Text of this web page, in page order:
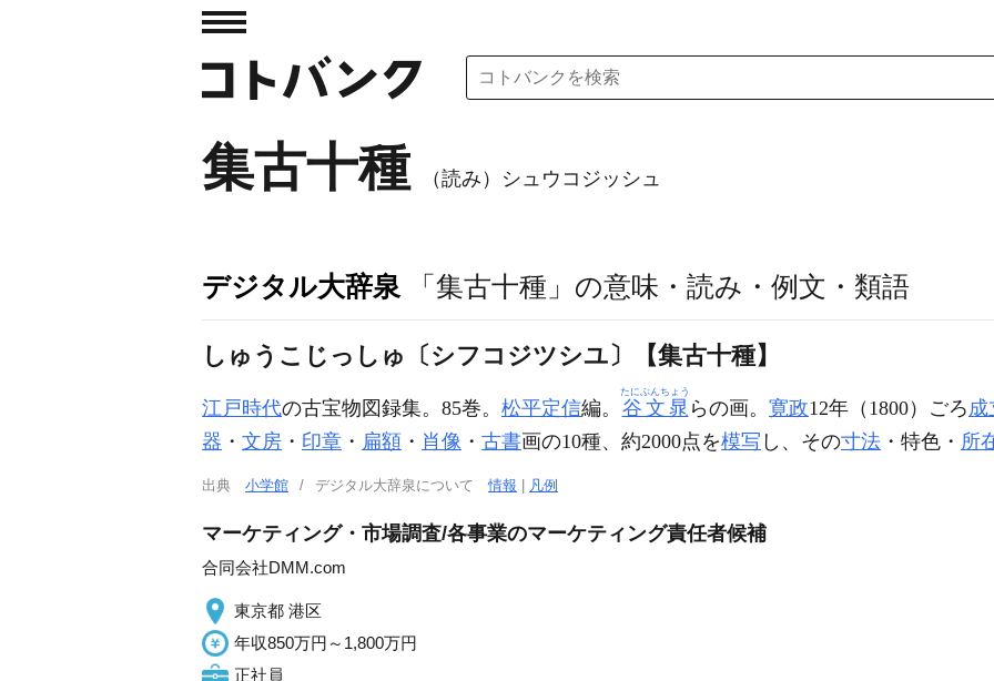
集古十種 （読み）シュウコジッシュ
デジタル大辞泉 「集古十種」の意味・読み・例文・類語
しゅうこじっしゅ〔シフコジツシユ〕【集古十種】
江戸時代の古宝物図録集。85巻。 松平定信編。 谷文晁
たにぶんちょう
らの画。 寛政12年（1800）ごろ成
器 ・ 文房 ・ 印章 ・ 扁額 ・ 肖像 ・ 古書画の10種、約2000点を模写 し、その寸法 ・特色・ 所
出典 小学館 デジタル大辞泉について情報 凡例
マーケティング・市場調査/各事業のマーケティング責任者候補
合同会社DMM.com
東京都 港区
年収850万円～1,800万円
正社員